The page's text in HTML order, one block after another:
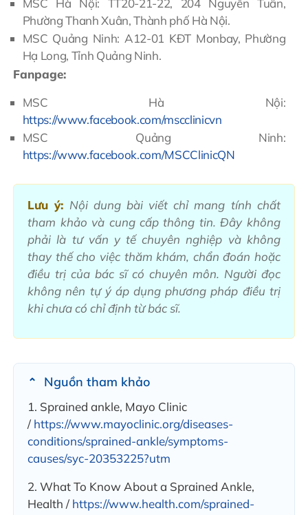
MSC Hà Nội: TT20-21-22, 204 Nguyễn Tuân,
Phường Thanh Xuân, Thành phố Hà Nội.
MSC Quảng Ninh: A12-01 KĐT Monbay, Phường
Hạ Long, Tỉnh Quảng Ninh.
Fanpage:
MSC Hà Nội:
https://www.facebook.com/mscclinicvn
MSC Quảng Ninh:
https://www.facebook.com/MSCClinicQN
Lưu ý: Nội dung bài viết chỉ mang tính chất
tham khảo và cung cấp thông tin. Đây không
phải là tư vấn y tế chuyên nghiệp và không
thay thế cho việc thăm khám, chẩn đoán hoặc
điều trị của bác sĩ có chuyên môn. Người đọc
không nên tự ý áp dụng phương pháp điều trị
khi chưa có chỉ định từ bác sĩ.
Nguồn tham khảo
1. Sprained ankle, Mayo Clinic
/ https://www.mayoclinic.org/diseases-
conditions/sprained-ankle/symptoms-
causes/syc-20353225?utm
2. What To Know About a Sprained Ankle,
Health / https://www.health.com/sprained-